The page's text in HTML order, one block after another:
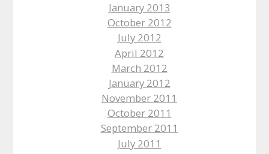
January 2013
October 2012
July 2012
April 2012
March 2012
January 2012
November 2011
October 2011
September 2011
July 2011